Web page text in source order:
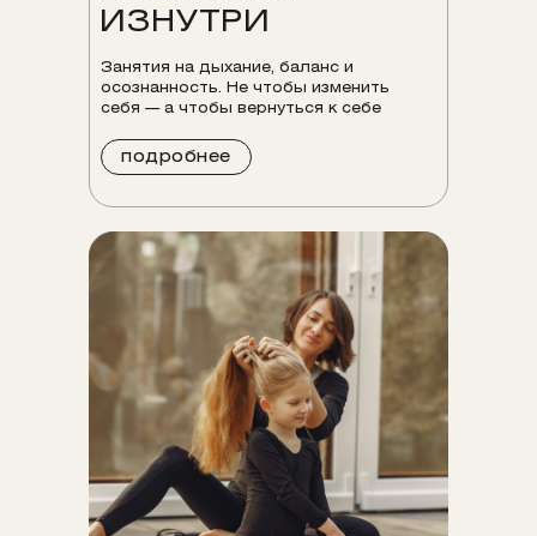
подробнее
ИЗНУТРИ
Занятия на дыхание, баланс и
осознанность. Не чтобы изменить
себя — а чтобы вернуться к себе